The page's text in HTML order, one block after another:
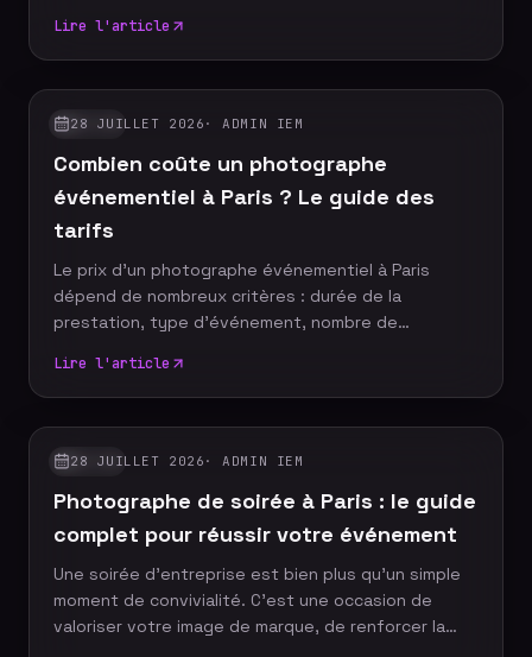
photo événementiel, votre entreprise dispose
d'images professionnelles qui alimentent
durablement sa communication, renforcent sa
notoriété et valorisent son image de marque.
événementiel constitue un véritable
investissement pour votre stratégie de com
Lire l'article
GUIDES
28 JUILLET 2026 ·ADMIN IEM
Combien coûte un photographe
événementiel à Paris ? Le guide des
tarifs
Le prix d'un photographe événementiel à Paris
dépend de nombreux critères : durée de la
prestation, type d'événement, nombre de
complémentaires. Plutôt que de rechercher le tarif
le plus bas, il est essentiel de comprendre ce qui
influence le coût d'un reportage photo
professionnel afin de choisir une prestation
Lire l'article
GUIDES
28 JUILLET 2026 ·ADMIN IEM
Photographe de soirée à Paris : le guide
complet pour réussir votre événement
Une soirée d'entreprise est bien plus qu'un simple
moment de convivialité. C'est une occasion de
valoriser votre image de marque, de renforcer la